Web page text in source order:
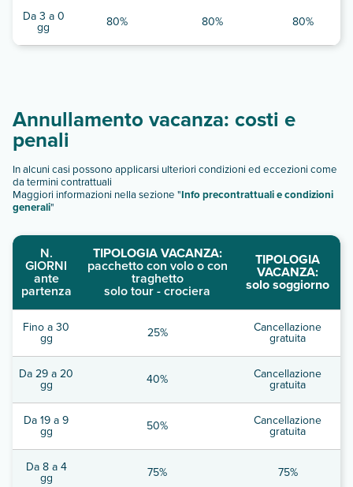
Da 3 a 0
gg 80% 80% 80%
Annullamento vacanza: costi e
penali
In alcuni casi possono applicarsi ulteriori condizioni ed eccezioni come
da termini contrattuali
Maggiori informazioni nella sezione "Info precontrattuali e condizioni
generali"
N.
GIORNI
ante
partenza
TIPOLOGIA VACANZA:
pacchetto con volo o con
traghetto
solo tour - crociera
TIPOLOGIA
VACANZA:
solo soggiorno
Fino a 30
gg 25% Cancellazione
gratuita
Da 29 a 20
gg 40% Cancellazione
gratuita
Da 19 a 9
gg 50% Cancellazione
gratuita
Da 8 a 4
gg 75% 75%